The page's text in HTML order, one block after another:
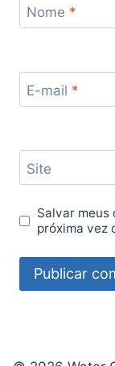
Nome *
E-mail *
Site
Salvar meus
próxima vez